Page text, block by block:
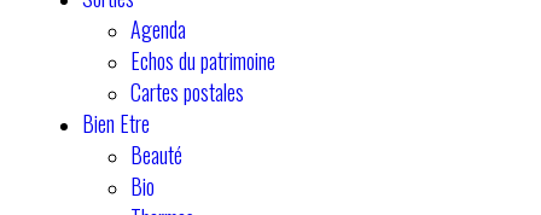
Agenda
Echos du patrimoine
Cartes postales
Bien Etre
Beauté
Bio